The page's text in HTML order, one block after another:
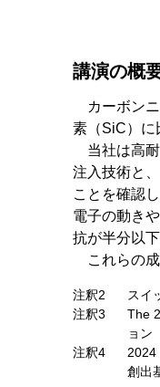
講演の概
カーボンニ
素（SiC）に
当社は高耐
注入技術と
ことを確認
電子の動き
抗が半分以
これらの成
注釈2
スイ
注釈3
The
ョン
注釈4
2024
創出